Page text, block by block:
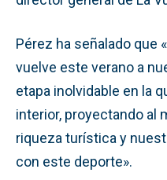
Pérez ha señalado que
vuelve este verano a
etapa inolvidable en la
interior, proyectando al
riqueza turística y
con este deporte».